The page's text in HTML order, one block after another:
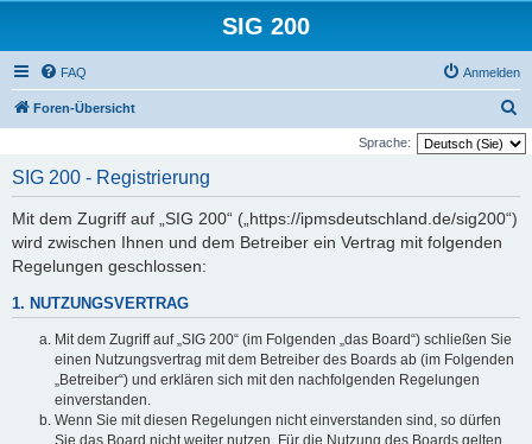
SIG 200
FAQ Anmelden
Foren-Übersicht
u
Sprache:
SIG 200 - Registrierung
Mit dem Zugriff auf „SIG 200“ („https://ipmsdeutschland.de/sig200“)
wird zwischen Ihnen und dem Betreiber ein Vertrag mit folgenden
Regelungen geschlossen:
1. NUTZUNGSVERTRAG
Mit dem Zugriff auf „SIG 200“ (im Folgenden „das Board“) schließen Sie
einen Nutzungsvertrag mit dem Betreiber des Boards ab (im Folgenden
„Betreiber“) und erklären sich mit den nachfolgenden Regelungen
einverstanden.
Wenn Sie mit diesen Regelungen nicht einverstanden sind, so dürfen
Sie das Board nicht weiter nutzen. Für die Nutzung des Boards gelten